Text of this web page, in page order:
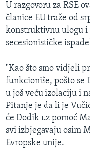
U razgovoru za RSE
članice EU traže od
konstruktivnu ulogu i
secesionističke
"Kao što smo vidjeli
funkcioniše, pošto se
u još veću izolaciju i
Pitanje je da li je
će Dodik uz pomoć
svi izbjegavaju osim
Evropske unije.